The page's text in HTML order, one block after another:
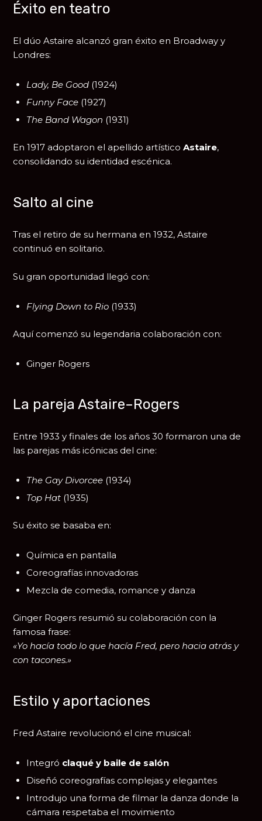
Éxito en teatro
El dúo Astaire alcanzó gran éxito en Broadway y
Londres:
Lady, Be Good (1924)
Funny Face (1927)
The Band Wagon (1931)
En 1917 adoptaron el apellido artísticoAstaire,
consolidando su identidad escénica.
Salto al cine
Tras el retiro de su hermana en 1932, Astaire
continuó en solitario.
Su gran oportunidad llegó con:
Flying Down to Rio (1933)
Aquí comenzó su legendaria colaboración con:
Ginger Rogers
La pareja Astaire–Rogers
Entre 1933 y finales de los años 30 formaron una de
las parejas más icónicas del cine:
The Gay Divorcee (1934)
Top Hat (1935)
Su éxito se basaba en:
Química en pantalla
Coreografías innovadoras
Mezcla de comedia, romance y danza
Ginger Rogers resumió su colaboración con la
famosa frase:
«Yo hacía todo lo que hacía Fred, pero hacia atrás y
con tacones.»
Estilo y aportaciones
Fred Astaire revolucionó el cine musical:
Integró claqué y baile de salón
Diseñó coreografías complejas y elegantes
Introdujo una forma de filmar la danza donde la
cámara respetaba el movimiento